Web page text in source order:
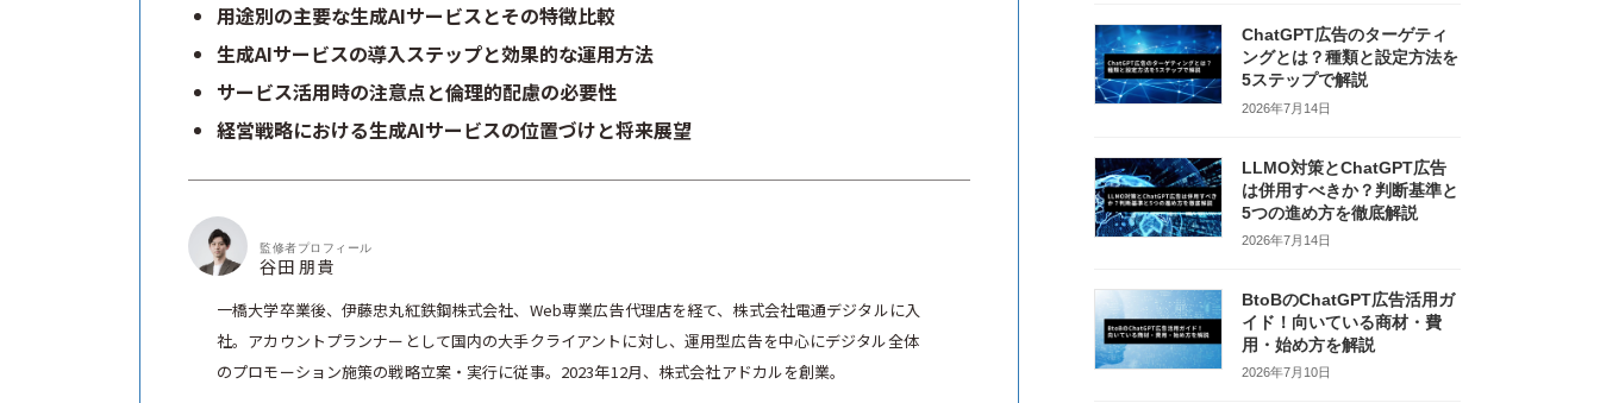
用途別の主要な生成AIサービスとその特徴比較
生成AIサービスの導入ステップと効果的な運用方法
サービス活用時の注意点と倫理的配慮の必要性
経営戦略における生成AIサービスの位置づけと将来展望
監修者プロフィール
谷田 朋貴
一橋大学卒業後、伊藤忠丸紅鉄鋼株式会社、Web専業広告代理店を経て、株式会社電通デジタルに入
社。アカウントプランナーとして国内の大手クライアントに対し、運用型広告を中心にデジタル全体
のプロモーション施策の戦略立案・実行に従事。2023年12月、株式会社アドカルを創業。
ChatGPT広告のターゲティ
ングとは？種類と設定方法を
5ステップで解説
2026年7月14日
LLMO対策とChatGPT広告
は併用すべきか？判断基準と
5つの進め方を徹底解説
2026年7月14日
BtoBのChatGPT広告活用ガ
イド！向いている商材・費
用・始め方を解説
2026年7月10日